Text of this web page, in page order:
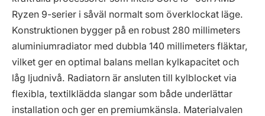
Ryzen 9-serier i såväl normalt som överklockat läge.
Konstruktionen bygger på en robust 280 millimeters
aluminiumradiator med dubbla 140 millimeters fläktar,
vilket ger en optimal balans mellan kylkapacitet och
låg ljudnivå. Radiatorn är ansluten till kylblocket via
flexibla, textilklädda slangar som både underlättar
installation och ger en premiumkänsla. Materialvalen